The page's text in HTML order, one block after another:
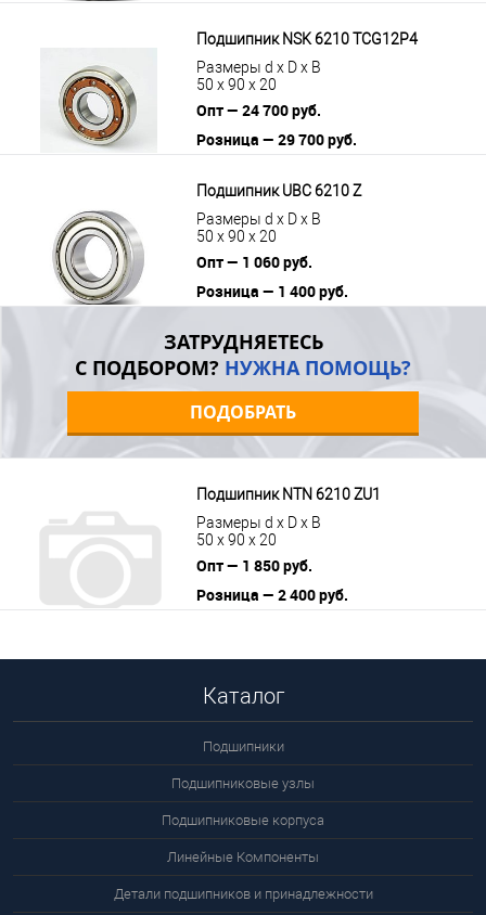
Подшипник NSK 6210 TCG12P4
Размеры d x D x B
50 x 90 x 20
Опт — 24 700 руб.
Розница — 29 700 руб.
Подшипник UBC 6210 Z
Размеры d x D x B
50 x 90 x 20
Опт — 1 060 руб.
Розница — 1 400 руб.
ЗАТРУДНЯЕТЕСЬ
С ПОДБОРОМ? НУЖНА ПОМОЩЬ?
ПОДОБРАТЬ
Подшипник NTN 6210 ZU1
Размеры d x D x B
50 x 90 x 20
Опт — 1 850 руб.
Розница — 2 400 руб.
Каталог
Подшипники
Подшипниковые узлы
Подшипниковые корпуса
Линейные Компоненты
Детали подшипников и принадлежности